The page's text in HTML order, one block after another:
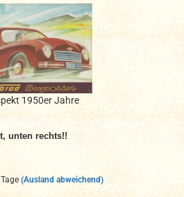
1950er Jahre
unten rechts!!
(Ausland abweichend)